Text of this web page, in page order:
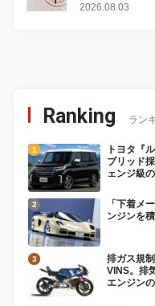
2026.08.03
Ranking ラン
トヨタ『
ブリッド
ェンジ級
「下着メ
ンジンを
排ガス規
VINS。排
エンジン